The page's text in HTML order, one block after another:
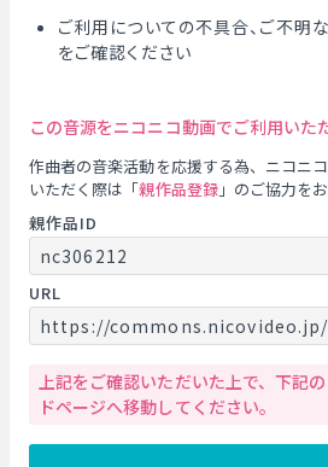
ご利用についての不具合、ご不明
をご確認ください
この音源をニコニコ動画でご利用いた
作曲者の音楽活動を応援する為、ニコニ
いただく際は「親作品登録」のご協力をお
親作品ID
nc306212
URL
https://
上記をご確認いただいた上で、下記
ドページへ移動してください。